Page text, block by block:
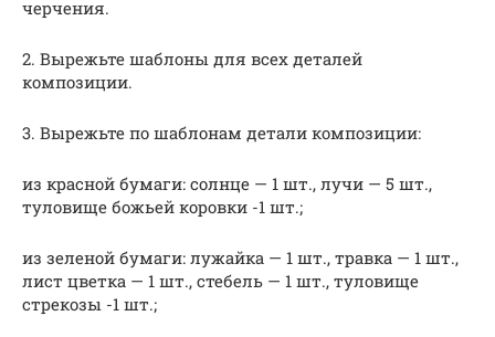
черчения.
2. Вырежьте шаблоны для всех деталей
композиции.
3. Вырежьте по шаблонам детали композиции:
из красной бумаги: солнце — 1 шт., лучи — 5 шт.,
туловище божьей коровки -1 шт.;
из зеленой бумаги: лужайка — 1 шт., травка — 1 шт.,
лист цветка — 1 шт., стебель — 1 шт., туловище
стрекозы -1 шт.;